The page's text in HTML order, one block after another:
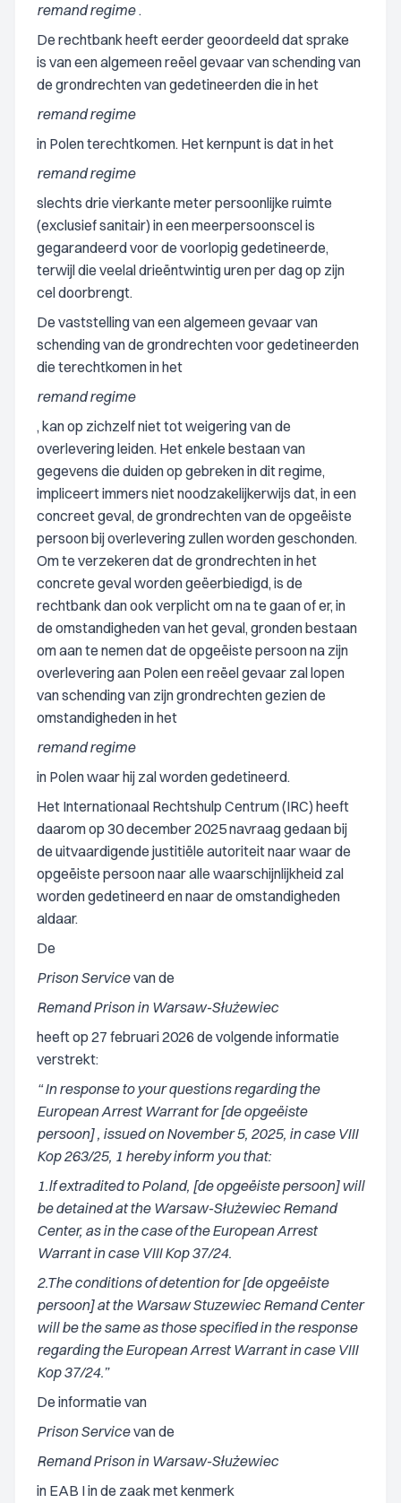
remand regime .
De rechtbank heeft eerder geoordeeld dat sprake
is van een algemeen reëel gevaar van schending van
de grondrechten van gedetineerden die in het
remand regime
in Polen terechtkomen. Het kernpunt is dat in het
remand regime
slechts drie vierkante meter persoonlijke ruimte
(exclusief sanitair) in een meerpersoonscel is
gegarandeerd voor de voorlopig gedetineerde,
terwijl die veelal drieëntwintig uren per dag op zijn
cel doorbrengt.
De vaststelling van een algemeen gevaar van
schending van de grondrechten voor gedetineerden
die terechtkomen in het
remand regime
, kan op zichzelf niet tot weigering van de
overlevering leiden. Het enkele bestaan van
gegevens die duiden op gebreken in dit regime,
impliceert immers niet noodzakelijkerwijs dat, in een
concreet geval, de grondrechten van de opgeëiste
persoon bij overlevering zullen worden geschonden.
Om te verzekeren dat de grondrechten in het
concrete geval worden geëerbiedigd, is de
rechtbank dan ook verplicht om na te gaan of er, in
de omstandigheden van het geval, gronden bestaan
om aan te nemen dat de opgeëiste persoon na zijn
overlevering aan Polen een reëel gevaar zal lopen
van schending van zijn grondrechten gezien de
omstandigheden in het
remand regime
in Polen waar hij zal worden gedetineerd.
Het Internationaal Rechtshulp Centrum (IRC) heeft
daarom op 30 december 2025 navraag gedaan bij
de uitvaardigende justitiële autoriteit naar waar de
opgeëiste persoon naar alle waarschijnlijkheid zal
worden gedetineerd en naar de omstandigheden
aldaar.
De
Prison Service van de
Remand Prison in Warsaw-Służewiec
heeft op 27 februari 2026 de volgende informatie
verstrekt:
“ In response to your questions regarding the
European Arrest Warrant for [de opgeëiste
persoon] , issued on November 5, 2025, in case VIII
Kop 263/25, 1 hereby inform you that:
1.lf extradited to Poland, [de opgeëiste persoon] will
be detained at the Warsaw-Służewiec Remand
Center, as in the case of the European Arrest
Warrant in case VIII Kop 37/24.
2.The conditions of detention for [de opgeëiste
persoon] at the Warsaw Stuzewiec Remand Center
will be the same as those specified in the response
regarding the European Arrest Warrant in case VIII
Kop 37/24.”
De informatie van
Prison Service van de
Remand Prison in Warsaw-Służewiec
in EAB I in de zaak met kenmerk